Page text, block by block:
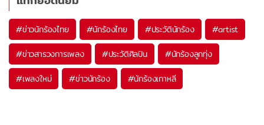
#ข่าวนักร้องไทย #นักร้องไทย #ประวัตินักร้อง #artist
#ข่าวสารวงการเพลง #ประวัติศิลปิน #นักร้องลูกทุ่ง
#เพลงใหม่ #ข่าวนักร้อง #นักร้องเกาหลี